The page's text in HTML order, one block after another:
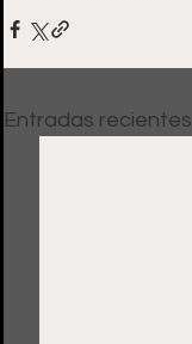
Entradas recientes